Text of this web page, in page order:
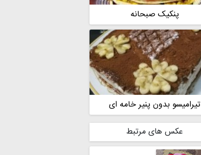
پنکیک صبحانه
تیرامیسو بدون پنیر خامه ای
عکس های مرتبط